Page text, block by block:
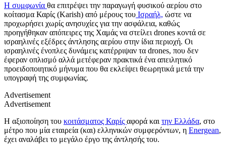
Η συμφωνία θα επιτρέψει την παραγωγή φυσικού αερίου στο
κοίτασμα Καρίς (Karish) από μέρους του Ισραήλ, ώστε να
προχωρήσει χωρίς ανησυχίες για την ασφάλεια, καθώς
προηγήθηκαν απόπειρες της Χαμάς να στείλει drones κοντά σε
ισραηλινές εξέδρες άντλησης αερίου στην ίδια περιοχή. Οι
ισραηλινές ένοπλες δυνάμεις κατέρριψαν τα drones, που δεν
έφεραν οπλισμό αλλά μετέφεραν πρακτικά ένα απειλητικό
προειδοποιητικό μήνυμα που θα εκλείψει θεωρητικά μετά την
υπογραφή της συμφωνίας.
Advertisement
Advertisement
Η αξιοποίηση του κοιτάσματος Καρίς αφορά και την Ελλάδα, στο
μέτρο που μία εταιρεία (και) ελληνικών συμφερόντων, η Energean,
έχει αναλάβει το μεγάλο έργο της άντλησής του.